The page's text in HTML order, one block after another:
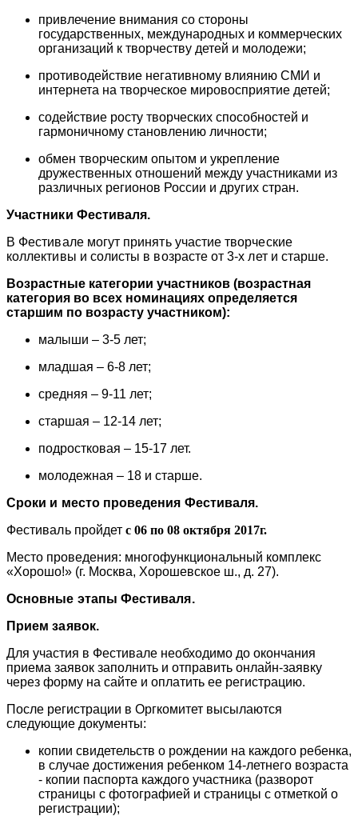
привлечение внимания со стороны
государственных, международных и коммерческих
организаций к творчеству детей и молодежи;
противодействие негативному влиянию СМИ и
интернета на творческое мировосприятие детей;
содействие росту творческих способностей и
гармоничному становлению личности;
обмен творческим опытом и укрепление
дружественных отношений между участниками из
различных регионов России и других стран.
Участники Фестиваля.
В Фестивале могут принять участие творческие
коллективы и солисты в возрасте от 3-х лет и старше.
Возрастные категории участников (возрастная
категория во всех номинациях определяется
старшим по возрасту участником):
малыши – 3-5 лет;
младшая – 6-8 лет;
средняя – 9-11 лет;
старшая – 12-14 лет;
подростковая – 15-17 лет.
молодежная – 18 и старше.
Сроки и место проведения Фестиваля.
Фестиваль пройдетс 06 по 08 октября 2017г.
Место проведения: многофункциональный комплекс
«Хорошо!» (г. Москва, Хорошевское ш., д. 27).
Основные этапы Фестиваля.
Прием заявок.
Для участия в Фестивале необходимо до окончания
приема заявок заполнить и отправить онлайн-заявку
через форму на сайте и оплатить ее регистрацию.
После регистрации в Оргкомитет высылаются
следующие документы:
копии свидетельств о рождении на каждого ребенка,
в случае достижения ребенком 14-летнего возраста
- копии паспорта каждого участника (разворот
страницы с фотографией и страницы с отметкой о
регистрации);